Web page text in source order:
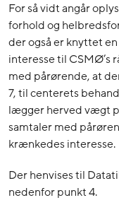
For så vidt angår
forhold og
der også er knyttet
interesse til CSMØ’s
med pårørende, at
7, til centerets
lægger herved vægt
samtaler med
krænkedes interesse.
Der henvises til
nedenfor punkt 4.